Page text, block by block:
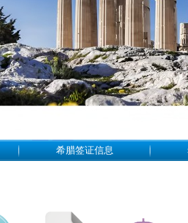
希腊签证信息